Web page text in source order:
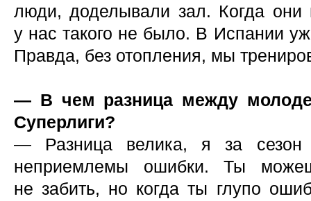
люди, доделывали зал. Когда
у нас такого не было. В Испании
Правда, без отопления, мы
— В чем разница между
Суперлиги?
— Разница велика, я за сезон
неприемлемы ошибки. Ты
не забить, но когда ты глупо